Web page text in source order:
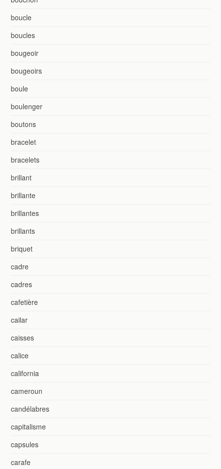
boucle
boucles
bougeoir
bougeoirs
boule
boulenger
boutons
bracelet
bracelets
brillant
brillante
brillantes
brillants
briquet
cadre
cadres
cafetière
cailar
caisses
calice
california
cameroun
candélabres
capitalisme
capsules
carafe